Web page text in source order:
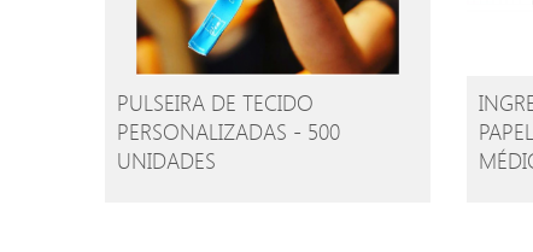
PULSEIRA DE TECIDO
PERSONALIZADAS - 500
UNIDADES